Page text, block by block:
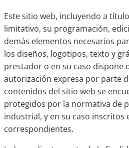
Este sitio web, incluyendo a
limitativo, su programación,
demás elementos necesarios
los diseños, logotipos, texto y
prestador o en su caso dispone
autorización expresa por parte
contenidos del sitio web se
protegidos por la normativa de
industrial, y en su caso inscritos
correspondientes.